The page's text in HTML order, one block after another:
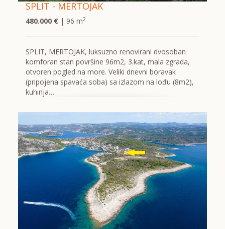
SPLIT - MERTOJAK
480.000 €| 96 m2
SPLIT, MERTOJAK, luksuzno renovirani dvosoban
komforan stan površine 96m2, 3.kat, mala zgrada,
otvoren pogled na more. Veliki dnevni boravak
(pripojena spavaća soba) sa izlazom na lođu (8m2),
kuhinja…